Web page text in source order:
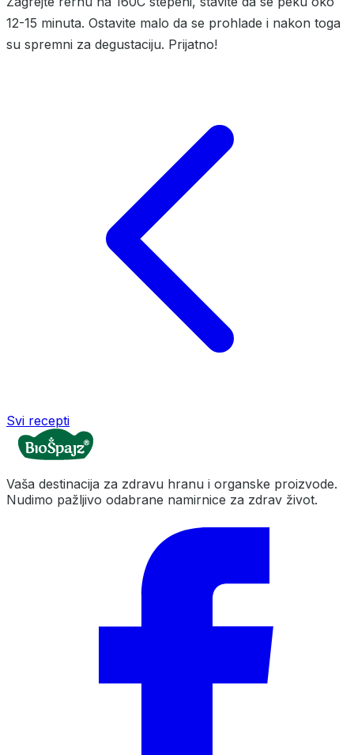
12-15 minuta. Ostavite malo da se prohlade i nakon toga
su spremni za degustaciju. Prijatno!
Svi recepti
Vaša destinacija za zdravu hranu i organske proizvode.
Nudimo pažljivo odabrane namirnice za zdrav život.